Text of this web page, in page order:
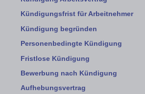
Kündigungsfrist für Arbeitnehmer
Kündigung begründen
Personenbedingte Kündigung
Fristlose Kündigung
Bewerbung nach Kündigung
Aufhebungsvertrag